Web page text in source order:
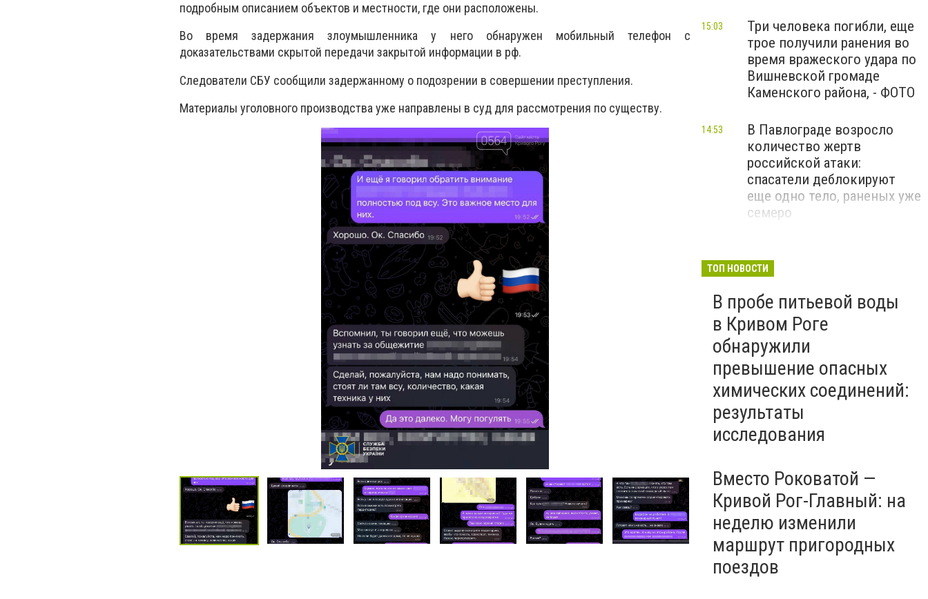
подробным описанием объектов и местности, где они расположены.
Во время задержания злоумышленника у него обнаружен мобильный телефон с
доказательствами скрытой передачи закрытой информации в рф.
Следователи СБУ сообщили задержанному о подозрении в совершении преступления.
Материалы уголовного производства уже направлены в суд для рассмотрения по существу.
Три человека погибли, еще
трое получили ранения во
время вражеского удара по
Вишневской громаде
Каменского района, - ФОТО
15:03
В Павлограде возросло
количество жертв
российской атаки:
спасатели деблокируют
еще одно тело, раненых уже
семеро
14:53
рынке Кривого Рога пылала
После вражеского удара в
масштабные пожары - горят
склады логистических
компаний и магазин, есть
13:50
ТОП НОВОСТИ
В пробе питьевой воды
в Кривом Роге
обнаружили
превышение опасных
химических соединений:
результаты
исследования
Вместо Роковатой —
Кривой Рог-Главный: на
неделю изменили
маршрут пригородных
поездов